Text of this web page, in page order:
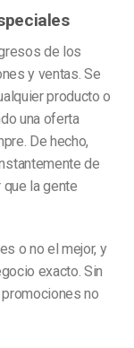
de los
y ventas. Se
producto o
una oferta
De hecho,
de
la gente
o no el mejor, y
exacto. Sin
no